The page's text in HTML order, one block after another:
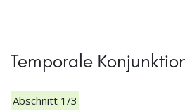
Temporale
Abschnitt 1/3